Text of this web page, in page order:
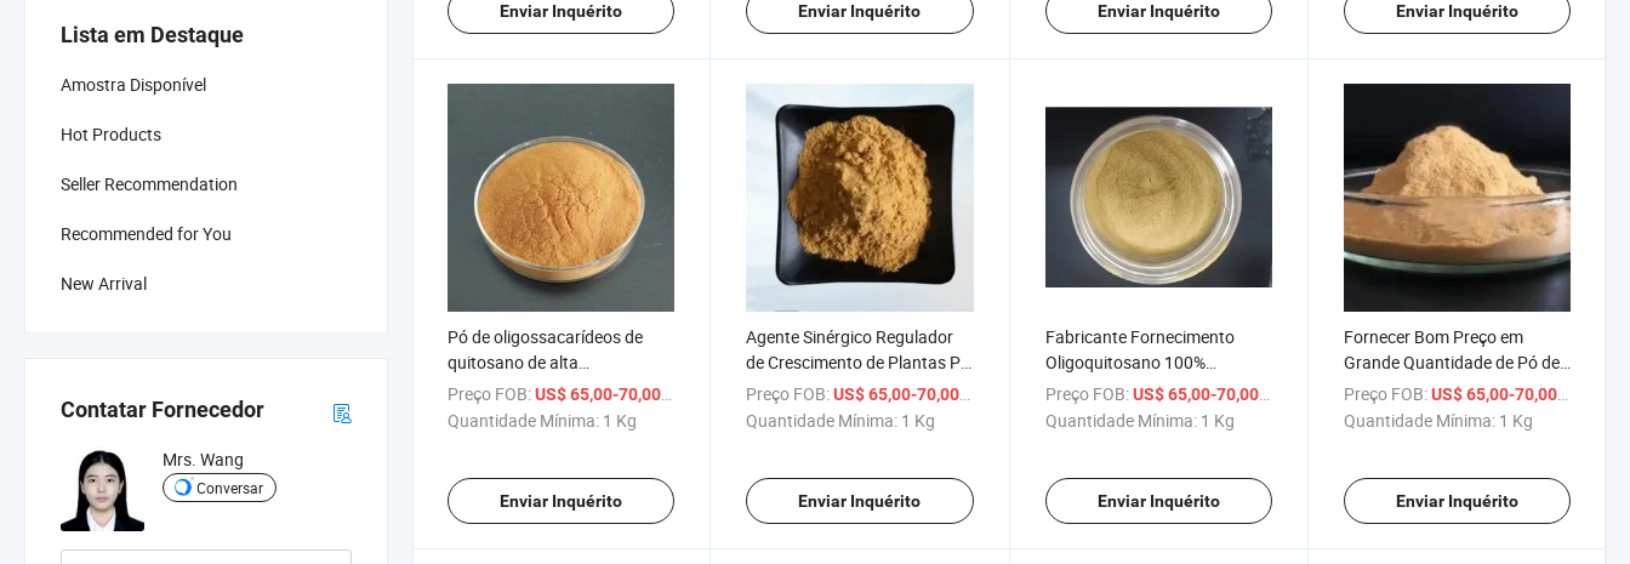
Lista em Destaque
Amostra Disponível
Hot Products
Seller Recommendation
Recommended for You
New Arrival
Contatar Fornecedor
Mrs. Wang
Conversar
Enviar Inquérito Enviar Inquérito Enviar Inquérito Enviar Inquérito
Pó de oligossacarídeos de
quitosano de alta
concentração é para
estimular o crescimento e
desenvolvimento das culturas
Preço FOB:US$ 65,00-70,00
Quantidade Mínima: 1 Kg
Enviar Inquérito
Agente Sinérgico Regulador
de Crescimento de Plantas Pó
de Oligossacarídeo de
Quitosana
Preço FOB: US$ 65,00-70,00
Quantidade Mínima: 1 Kg
Enviar Inquérito
Fabricante Fornecimento
Oligoquitosano 100%
Quitosano Solúvel em Água
Oligossacarídeo
Preço FOB: US$ 65,00-70,00
Quantidade Mínima: 1 Kg
Enviar Inquérito
Fornecer Bom Preço em
Grande Quantidade de Pó de
Oligossacarídeo de Quitosana
Solúvel em Água
Preço FOB: US$ 65,00-70,00
Quantidade Mínima: 1 Kg
Enviar Inquérito